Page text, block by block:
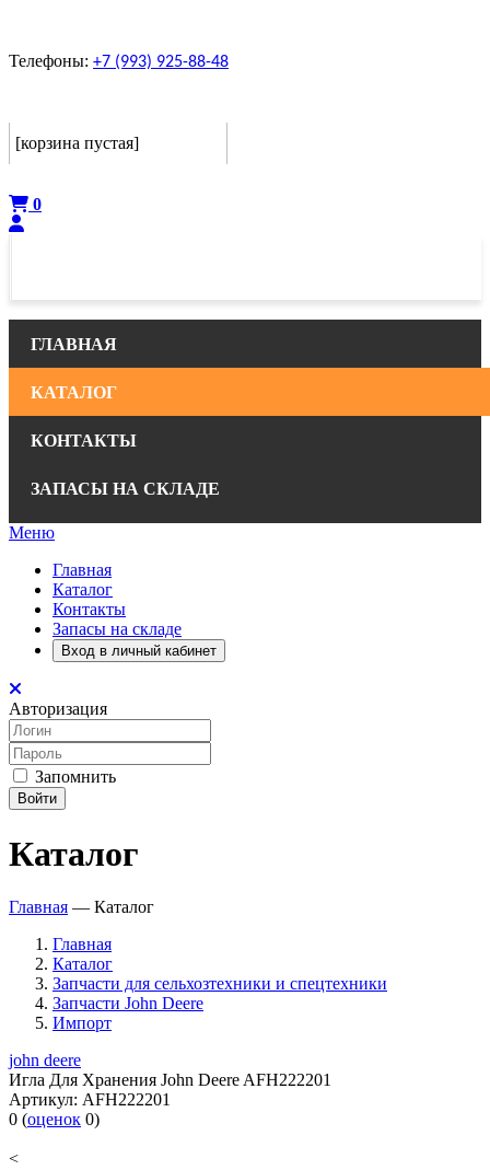
Телефоны: +7 (993) 925-88-48
[корзина пустая]
0
ГЛАВНАЯ
КАТАЛОГ
КОНТАКТЫ
ЗАПАСЫ НА СКЛАДЕ
Меню
Главная
Каталог
Контакты
Запасы на складе
Вход в личный кабинет
Авторизация
Запомнить
Войти
Каталог
Главная — Каталог
Главная
Каталог
Запчасти для сельхозтехники и спецтехники
Запчасти John Deere
Импорт
john deere
Игла Для Хранения John Deere AFH222201
Артикул: AFH222201
0 (оценок 0)
<